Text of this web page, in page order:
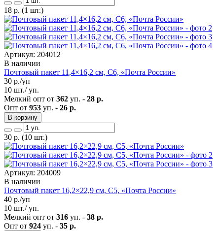
18 р. (1 шт.)
Артикул: 204012
В наличии
Почтовый пакет 11,4×16,2 см, C6, «Почта России»
30 р./уп
10 шт./ уп.
Мелкий опт от 362 уп. - 28 р.
Опт от 953 уп. - 26 р.
В корзину
30 р. (10 шт.)
Артикул: 204009
В наличии
Почтовый пакет 16,2×22,9 см, С5, «Почта России»
40 р./уп
10 шт./ уп.
Мелкий опт от 316 уп. - 38 р.
Опт от 924 уп. - 35 р.